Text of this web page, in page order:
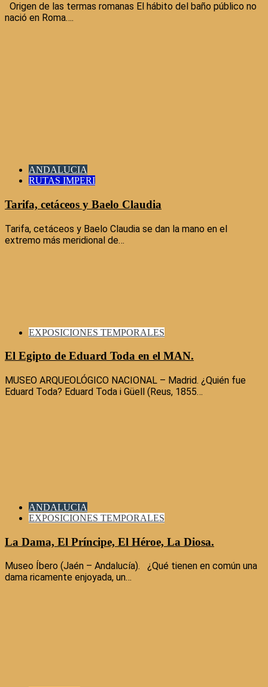
Origen de las termas romanas El hábito del baño público no
nació en Roma….
ANDALUCIA
RUTAS IMPERI
Tarifa, cetáceos y Baelo Claudia
Tarifa, cetáceos y Baelo Claudia se dan la mano en el
extremo más meridional de…
EXPOSICIONES TEMPORALES
El Egipto de Eduard Toda en el MAN.
MUSEO ARQUEOLÓGICO NACIONAL – Madrid. ¿Quién fue
Eduard Toda? Eduard Toda i Güell (Reus, 1855…
ANDALUCIA
EXPOSICIONES TEMPORALES
La Dama, El Príncipe, El Héroe, La Diosa.
Museo Íbero (Jaén – Andalucía). ¿Qué tienen en común una
dama ricamente enjoyada, un…